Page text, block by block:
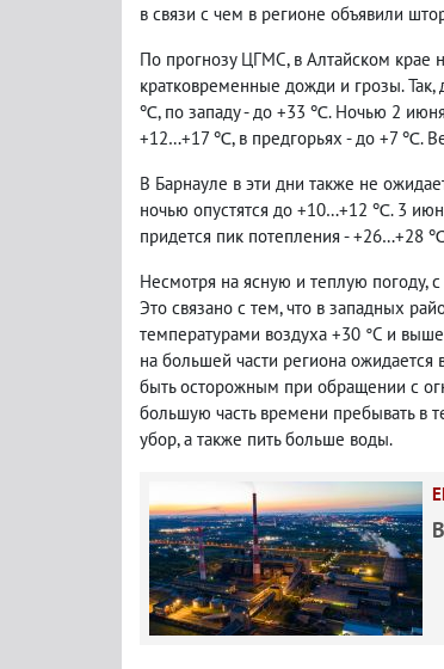
в связи с чем в регионе объявили
По прогнозу ЦГМС, в Алтайском крае
кратковременные дожди и грозы.
℃, по западу - до +33 ℃. Ночью 2
+12…+17 ℃, в предгорьях - до +7 ℃.
В Барнауле в эти дни также не
ночью опустятся до +10…+12 ℃. 3
придется пик потепления -
Несмотря на ясную и теплую погоду,
Это связано с тем, что в западных
температурами воздуха +30 °С и
на большей части региона ожидается
быть осторожным при обращении с
большую часть времени пребывать в
убор, а также пить больше воды.